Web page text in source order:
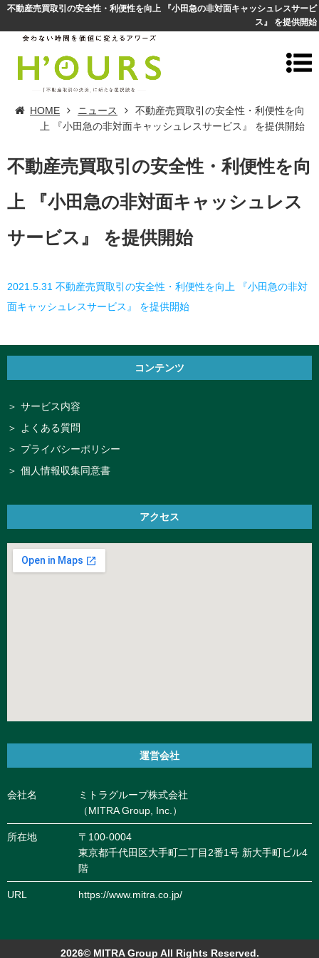
不動産売買取引の安全性・利便性を向上 『小田急の非対面キャッシュレスサービ
ス』 を提供開始
HOME ニュース
不動産売買取引の安全性・利便性を向
上 『小田急の非対面キャッシュレスサービス』 を提供開始
不動産売買取引の安全性・利便性を向
上 『小田急の非対面キャッシュレス
サービス』 を提供開始
2021.5.31 不動産売買取引の安全性・利便性を向上 『小田急の非対
面キャッシュレスサービス』 を提供開始
コンテンツ
サービス内容
よくある質問
プライバシーポリシー
個人情報収集同意書
アクセス
運営会社
会社名
ミトラグループ株式会社
（MITRA Group, Inc.）
所在地
〒100-0004
東京都千代田区大手町二丁目2番1号 新大手町ビル4
階
URL https://www.mitra.co.jp/
2026© MITRA Group All Rights Reserved.